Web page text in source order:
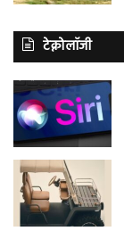
टेक्नोलॉजी